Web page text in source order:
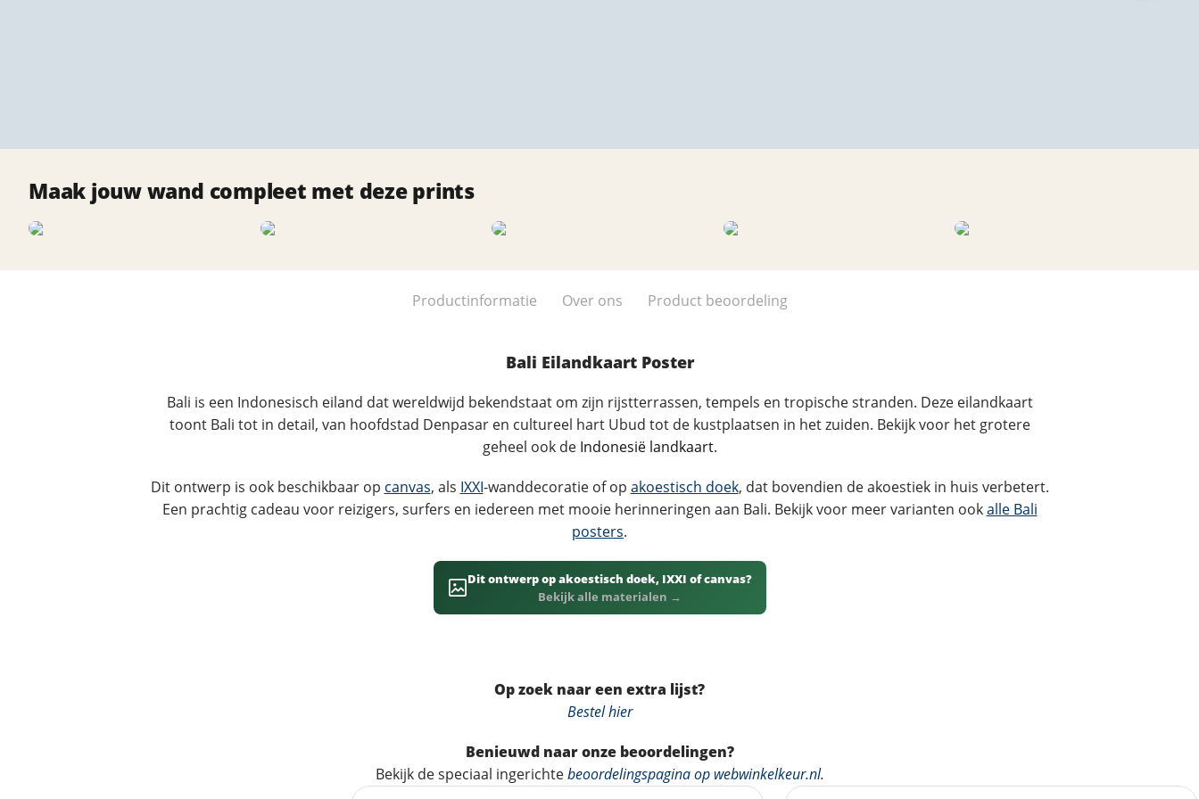
Maak jouw wand compleet met deze prints
Productinformatie Over ons Product beoordeling
Bali Eilandkaart Poster
Bali is een Indonesisch eiland dat wereldwijd bekendstaat om zijn rijstterrassen, tempels en tropische stranden. Deze eilandkaart
toont Bali tot in detail, van hoofdstad Denpasar en cultureel hart Ubud tot de kustplaatsen in het zuiden. Bekijk voor het grotere
geheel ook de Indonesië landkaart.
Dit ontwerp is ook beschikbaar op canvas, als IXXI-wanddecoratie of op akoestisch doek, dat bovendien de akoestiek in huis verbetert.
Een prachtig cadeau voor reizigers, surfers en iedereen met mooie herinneringen aan Bali. Bekijk voor meer varianten ookalle Bali
posters.
Dit ontwerp op akoestisch doek, IXXI of canvas?
Bekijk alle materialen →
Op zoek naar een extra lijst?
Bestel hier
Benieuwd naar onze beoordelingen?
Bekijk de speciaal ingerichtebeoordelingspagina op webwinkelkeur.nl.